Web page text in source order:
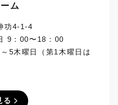
ム
功4-1-4
9：00〜18：00
5木曜日（第1木曜日は
る